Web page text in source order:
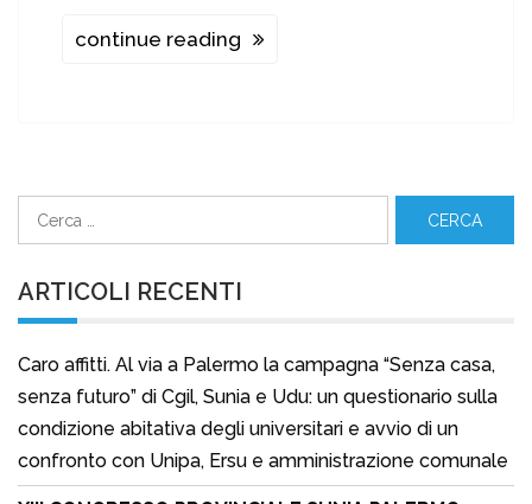
continue reading
ARTICOLI RECENTI
Caro affitti. Al via a Palermo la campagna “Senza casa,
senza futuro” di Cgil, Sunia e Udu: un questionario sulla
condizione abitativa degli universitari e avvio di un
confronto con Unipa, Ersu e amministrazione comunale